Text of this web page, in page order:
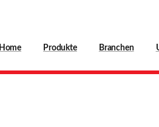
Home Produkte Branchen